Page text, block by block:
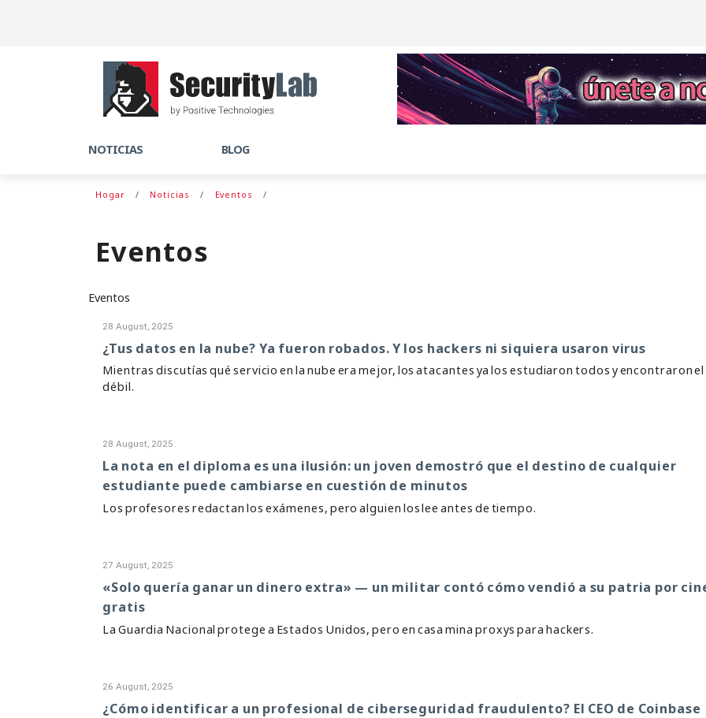
NOTICIAS BLOG
Hogar Noticias Eventos
Eventos
Eventos
28 August, 2025
¿Tus datos en la nube? Ya fueron robados. Y los hackers ni siquiera usaron virus
Mientras discutías qué servicio en la nube era mejor, los atacantes ya los estudiaron todos y encontraron el
débil.
28 August, 2025
La nota en el diploma es una ilusión: un joven demostró que el destino de cualquier
estudiante puede cambiarse en cuestión de minutos
Los profesores redactan los exámenes, pero alguien los lee antes de tiempo.
27 August, 2025
«Solo quería ganar un dinero extra» — un militar contó cómo vendió a su patria por
gratis
La Guardia Nacional protege a Estados Unidos, pero en casa mina proxys para hackers.
26 August, 2025
¿Cómo identificar a un profesional de ciberseguridad fraudulento? El CEO de Coinbase